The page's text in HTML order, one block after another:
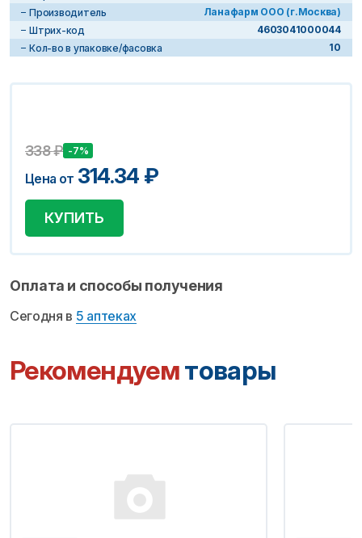
Производитель
Ланафарм ООО (г.Москва)
Штрих-код
4603041000044
Кол-во в упаковке/фасовка
10
338₽ -7%
Цена от 314.34 ₽
КУПИТЬ
Оплата и способы получения
Сегодня в 5 аптеках
Рекомендуемтовары